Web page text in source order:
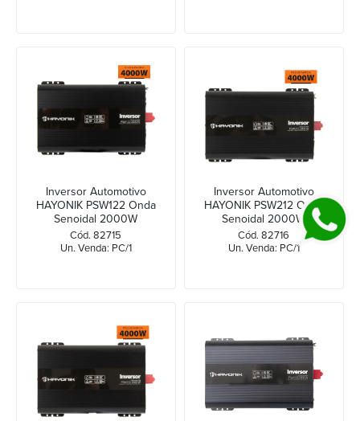
Inversor Automotivo
HAYONIK PSW122 Onda
Senoidal 2000W
12Vdc/220V
Cód. 82715
Un. Venda: PC/1
Inversor Automotivo
HAYONIK PSW212 Onda
Senoidal 2000W
24Vdc/127V
Cód. 82716
Un. Venda: PC/1